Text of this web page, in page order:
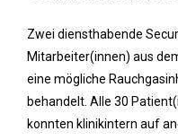
Zwei diensthabende
Mitarbeiter(innen) aus
eine mögliche
behandelt. Alle 30
konnten klinikintern auf